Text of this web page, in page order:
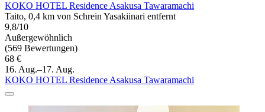
KOKO HOTEL Residence Asakusa Tawaramachi
Taito, 0,4 km von Schrein Yasakiinari entfernt
9,8/10
Außergewöhnlich
(569 Bewertungen)
68 €
16. Aug.–17. Aug.
KOKO HOTEL Residence Asakusa Tawaramachi